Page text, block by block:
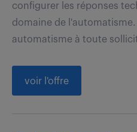
configurer les réponses
domaine de
automatisme à toute
voir l'offre